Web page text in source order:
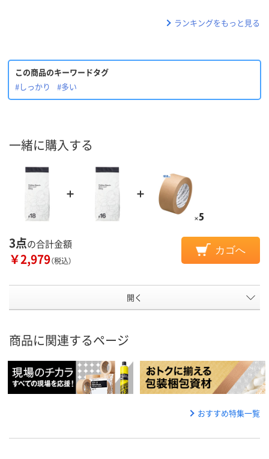
ランキングをもっと見る
この商品のキーワードタグ
#しっかり
#多い
一緒に購入する
3点の合計金額
￥2,979（税込）
カゴへ
開く
商品に関連するページ
おすすめ特集一覧